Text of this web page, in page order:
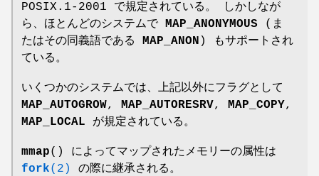
POSIX.1-2001 で規定されている。 しかしなが
ら、ほとんどのシステムで
MAP_ANONYMOUS (ま
たはその同義語である
MAP_ANON ) もサポートされ
ている。
いくつかのシステムでは、上記以外にフラグとして
MAP_AUTOGROW, MAP_AUTORESRV, MAP_COPY,
MAP_LOCAL が規定されている。
mmap() によってマップされたメモリーの属性は
fork(2) の際に継承される。